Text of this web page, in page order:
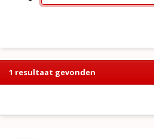
1 resultaat gevonden